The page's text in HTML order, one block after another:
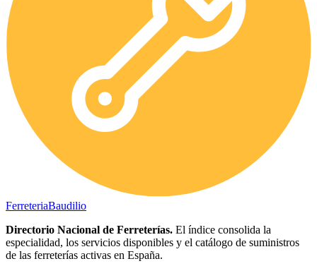
FerreteriaBaudilio
Directorio Nacional de Ferreterías. El índice consolida la
especialidad, los servicios disponibles y el catálogo de suministros
de las ferreterías activas en España.